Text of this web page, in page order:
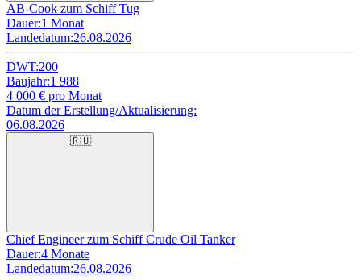
AB-Cook zum Schiff Tug
Dauer:1 Monat
Landedatum:26.08.2026
DWT:200
Baujahr:1 988
4 000 € pro Monat
Datum der Erstellung/Aktualisierung:
06.08.2026
🇷🇺
Chief Engineer zum Schiff Crude Oil Tanker
Dauer:4 Monate
Landedatum:26.08.2026